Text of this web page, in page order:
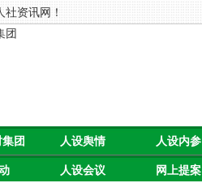
社资讯网！
团
团 人设舆情 人设内参
人设会议 网上提案